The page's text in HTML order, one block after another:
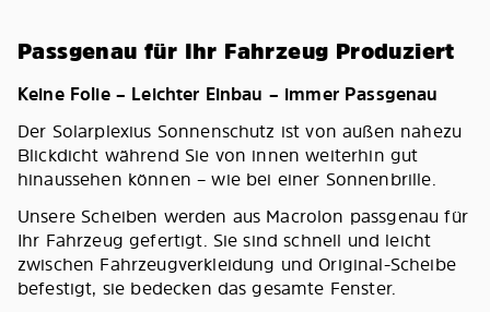
Passgenau für Ihr Fahrzeug Produziert
Keine Folie – Leichter Einbau – immer Passgenau
Der Solarplexius Sonnenschutz ist von außen nahezu
Blickdicht während Sie von innen weiterhin gut
hinaussehen können – wie bei einer Sonnenbrille.
Unsere Scheiben werden aus Macrolon passgenau für
Ihr Fahrzeug gefertigt. Sie sind schnell und leicht
zwischen Fahrzeugverkleidung und Original-Scheibe
befestigt, sie bedecken das gesamte Fenster.